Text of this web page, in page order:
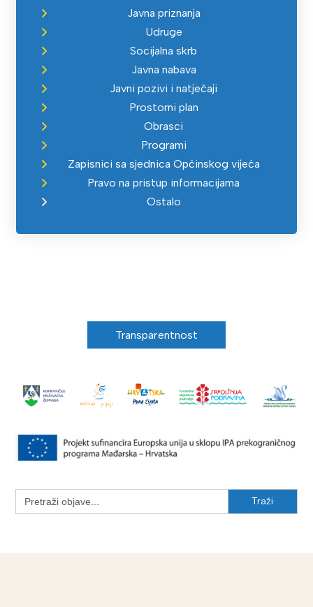
Javna priznanja
Udruge
Socijalna skrb
Javna nabava
Javni pozivi i natječaji
Prostorni plan
Obrasci
Programi
Zapisnici sa sjednica Općinskog vijeća
Pravo na pristup informacijama
Ostalo
Transparentnost
Search
for: